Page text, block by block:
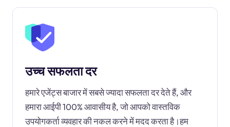
उच्च सफलता दर
हमारे एजेंट्स बाजार में सबसे ज्यादा सफलता दर देते हैं, और
हमारा आईपी 100% आवासीय है, जो आपको वास्तविक
उपयोगकर्ता व्यवहार की नकल करने में मदद करता है।हम